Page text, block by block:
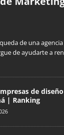
de una
de ayudarte a
de
| Ranking